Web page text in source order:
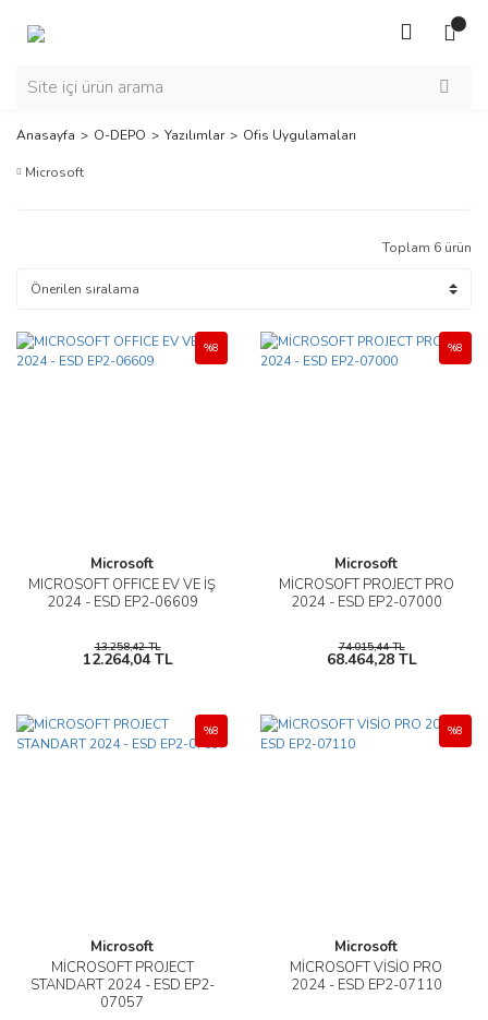
Anasayfa O-DEPO Yazılımlar Ofis Uygulamaları
Microsoft
Toplam 6 ürün
Microsoft
MICROSOFT OFFICE EV VE İŞ
2024 - ESD EP2-06609
%8
13.258,42 TL
12.264,04 TL
Microsoft
MİCROSOFT PROJECT PRO
2024 - ESD EP2-07000
%8
74.015,44 TL
68.464,28 TL
Microsoft
MİCROSOFT PROJECT
STANDART 2024 - ESD EP2-
07057
%8
Microsoft
MİCROSOFT VİSİO PRO
2024 - ESD EP2-07110
%8